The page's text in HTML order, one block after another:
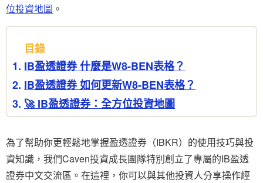
位投資地圖 。
目錄
IB盈透證券 什麼是W8-BEN表格？
IB盈透證券 如何更新W8-BEN表格？
🚀 IB盈透證券：全方位投資地圖
為了幫助你更輕鬆地掌握盈透證券（IBKR）的使用技巧與投
資知識，我們Caven投資成長團隊特別創立了專屬的IB盈透
證券中文交流區。在這裡，你可以與其他投資人分享操作經